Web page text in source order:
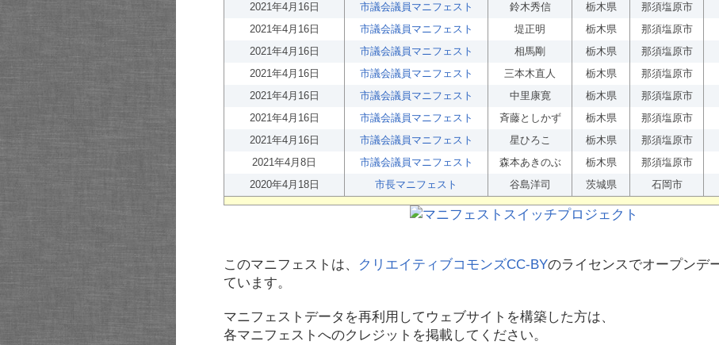
2021年4月16日
市議会議員マニフェスト 鈴木秀信 栃木県 那須塩原市
2021年4月16日
市議会議員マニフェスト 堤正明 栃木県 那須塩原市
2021年4月16日
市議会議員マニフェスト 相馬剛 栃木県 那須塩原市
2021年4月16日
市議会議員マニフェスト 三本木直人 栃木県 那須塩原市
2021年4月16日
市議会議員マニフェスト 中里康寛 栃木県 那須塩原市
2021年4月16日
市議会議員マニフェスト 斉藤としかず 栃木県 那須塩原市
2021年4月16日
市議会議員マニフェスト 星ひろこ 栃木県 那須塩原市
2021年4月8日
市議会議員マニフェスト 森本あきのぶ 栃木県 那須塩原市
2020年4月18日
市長マニフェスト 谷島洋司 茨城県 石岡市
このマニフェストは、 クリエイティブコモンズCC-BYのライセンスでオープンデ
ています。
マニフェストデータを再利用してウェブサイトを構築した方は、
各マニフェストへのクレジットを掲載してください。